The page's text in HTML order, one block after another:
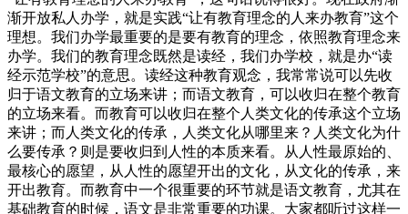
渐开放私人办学，就是实践“让有教育理念的人来办教育”这个
理想。我们办学最重要的是要有教育的理念，依照教育理念来
办学。我们的教育理念既然是读经，我们办学校，就是办“读
经示范学校”的意思。读经这种教育观念，我常常说可以先收
归于语文教育的立场来讲；而语文教育，可以收归在整个教育
的立场来看。而教育可以收归在整个人类文化的传承这个立场
来讲；而人类文化的传承，人类文化从哪里来？人类文化为什
么要传承？则是要收归到人性的本质来看。从人性最原始的、
最核心的愿望，从人性的愿望开出的文化，从文化的传承，来
开出教育。而教育中一个很重要的环节就是语文教育，尤其在
基础教育的时候，语文是非常重要的功课。大家都听过这样一